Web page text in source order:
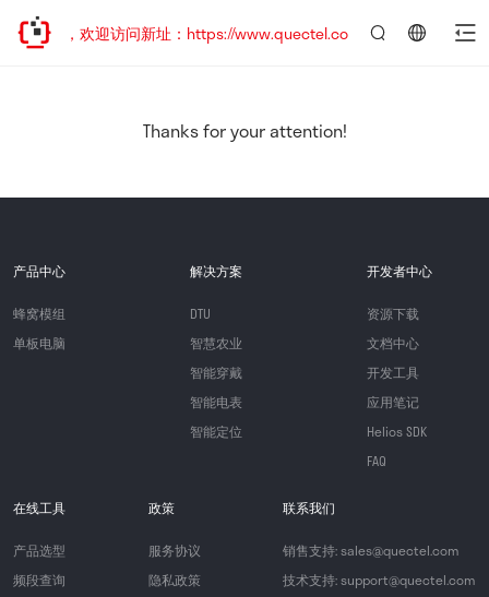
已迁移，欢迎访问新址：https://www.quectel.com.cn
Thanks for your attention!
产品中心
蜂窝模组
单板电脑
解决方案
DTU
智慧农业
智能穿戴
智能电表
智能定位
开发者中心
资源下载
文档中心
开发工具
应用笔记
Helios SDK
FAQ
在线工具
产品选型
频段查询
政策
服务协议
隐私政策
联系我们
销售支持: sales@quectel.com
技术支持: support@quectel.com